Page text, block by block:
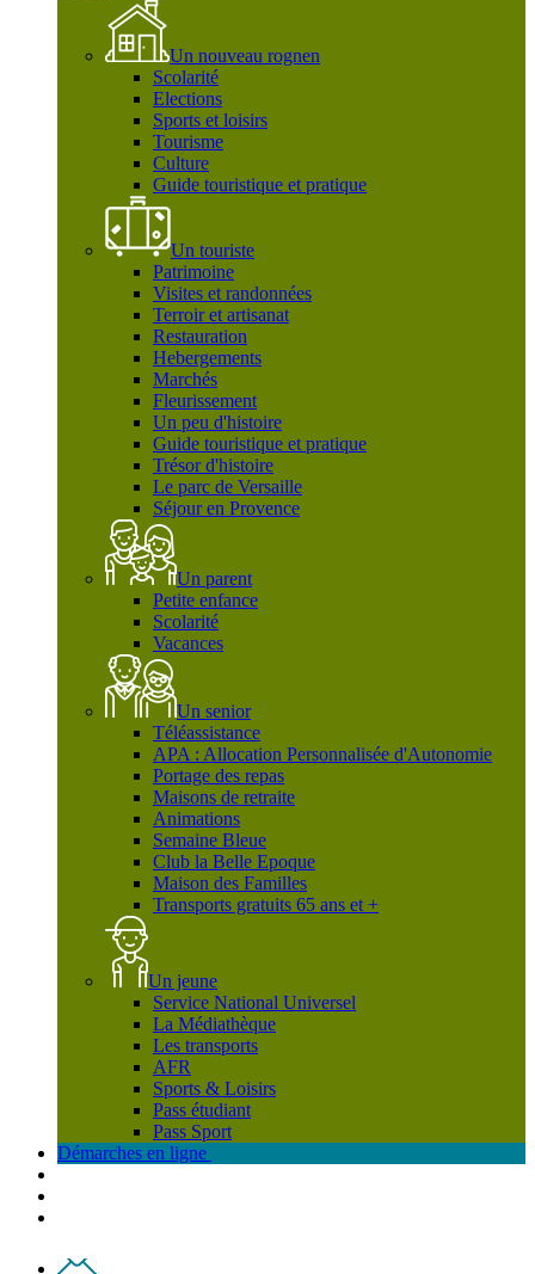
Un nouveau rognen
Scolarité
Elections
Sports et loisirs
Tourisme
Culture
Guide touristique et pratique
Un touriste
Patrimoine
Visites et randonnées
Terroir et artisanat
Restauration
Hebergements
Marchés
Fleurissement
Un peu d'histoire
Guide touristique et pratique
Trésor d'histoire
Le parc de Versaille
Séjour en Provence
Un parent
Petite enfance
Scolarité
Vacances
Un senior
Téléassistance
APA : Allocation Personnalisée d'Autonomie
Portage des repas
Maisons de retraite
Animations
Semaine Bleue
Club la Belle Epoque
Maison des Familles
Transports gratuits 65 ans et +
Un jeune
Service National Universel
La Médiathèque
Les transports
AFR
Sports & Loisirs
Pass étudiant
Pass Sport
Démarches en ligne
Contact